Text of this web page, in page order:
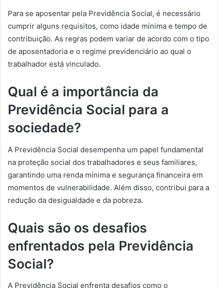
Para se aposentar pela Previdência Social, é necessário
cumprir alguns requisitos, como idade mínima e tempo de
contribuição. As regras podem variar de acordo com o tipo
de aposentadoria e o regime previdenciário ao qual o
trabalhador está vinculado.
Qual é a importância da
Previdência Social para a
sociedade?
A Previdência Social desempenha um papel fundamental
na proteção social dos trabalhadores e seus familiares,
garantindo uma renda mínima e segurança financeira em
momentos de vulnerabilidade. Além disso, contribui para a
redução da desigualdade e da pobreza.
Quais são os desafios
enfrentados pela Previdência
Social?
A Previdência Social enfrenta desafios como o